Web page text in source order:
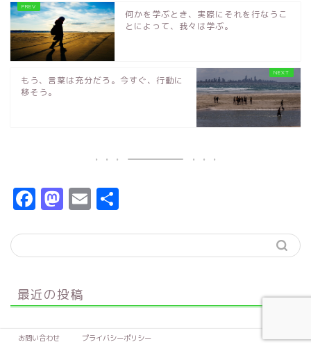
何かを学ぶとき、実際にそれを行なうこ
とによって、我々は学ぶ。
もう、言葉は充分だろ。今すぐ、行動に
移そう。
F
c
e
b
o
o
M
s
t
o
d
E
ai
l
最近の投稿
良い人間関係に恵まれるための知っておきたいたった一
お問い合わせ プライバシーポリシー